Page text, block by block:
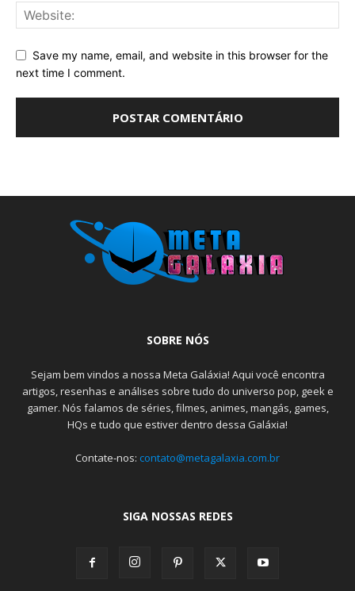
Save my name, email, and website in this browser for the
next time I comment.
SOBRE NÓS
Sejam bem vindos a nossa Meta Galáxia! Aqui você encontra
artigos, resenhas e análises sobre tudo do universo pop, geek e
gamer. Nós falamos de séries, filmes, animes, mangás, games,
HQs e tudo que estiver dentro dessa Galáxia!
Contate-nos: contato@metagalaxia.com.br
SIGA NOSSAS REDES